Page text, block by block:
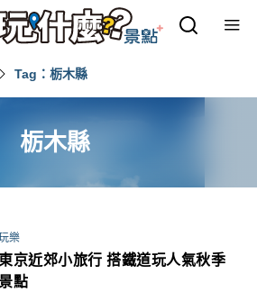
Tag：栃木縣
栃木縣
樂
東京近郊小旅行 搭鐵道玩人氣秋季
點